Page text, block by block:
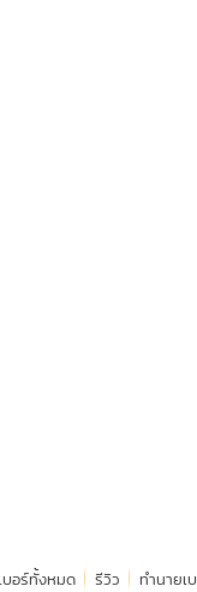
เบอร์ทั้งหมด รีวิว
ทำนายเ